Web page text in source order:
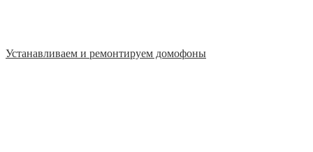
Устанавливаем и ремонтируем домофоны